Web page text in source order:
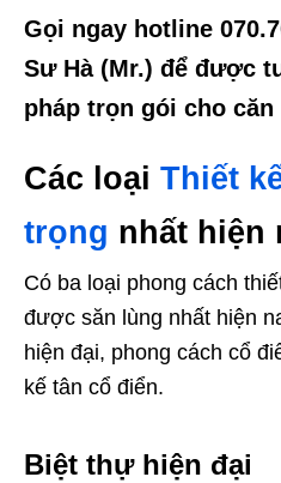
Gọi ngay hotline
Sư Hà (Mr.) để được
pháp trọn gói cho căn
Các loại Thiết
trọng nhất hiện
Có ba loại phong cách
được săn lùng nhất hiện
hiện đại, phong cách cổ
kế tân cổ điển.
Biệt thự hiện đại